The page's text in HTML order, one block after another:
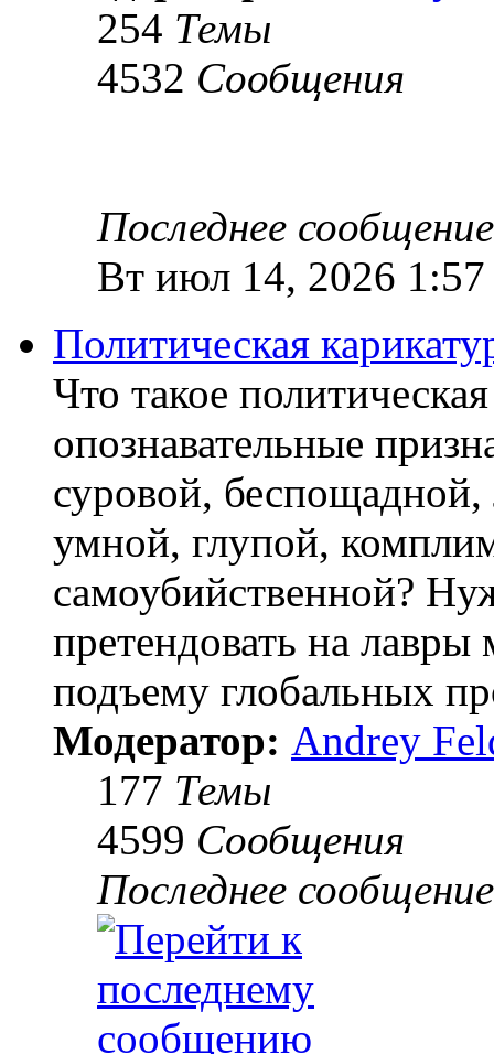
254 Темы
4532 Сообщения
Последнее сообщение
Вт июл 14, 2026 1:57
Политическая
Что такое
опознавательные
суровой,
умной, глупой,
самоубийственной?
претендовать на
подъему глобальных
Модератор: Andrey
177 Темы
4599 Сообщения
Последнее сообщение